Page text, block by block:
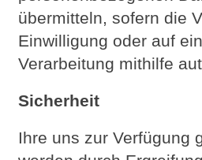
übermitteln, sofern die
Einwilligung oder auf
Verarbeitung mithilfe
Sicherheit
Ihre uns zur Verfügung